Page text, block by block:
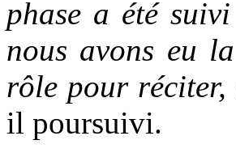
phase a été
nous avons eu
rôle pour réciter,
il poursuivi.